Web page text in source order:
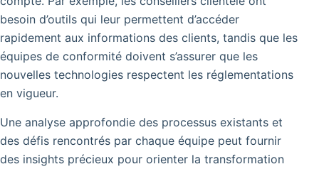
besoin d’outils qui leur permettent d’accéder
rapidement aux informations des clients, tandis que les
équipes de conformité doivent s’assurer que les
nouvelles technologies respectent les réglementations
en vigueur.
Une analyse approfondie des processus existants et
des défis rencontrés par chaque équipe peut fournir
des insights précieux pour orienter la transformation